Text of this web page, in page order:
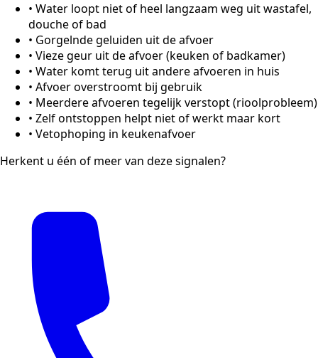
• Water loopt niet of heel langzaam weg uit wastafel,
douche of bad
• Gorgelnde geluiden uit de afvoer
• Vieze geur uit de afvoer (keuken of badkamer)
• Water komt terug uit andere afvoeren in huis
• Afvoer overstroomt bij gebruik
• Meerdere afvoeren tegelijk verstopt (rioolprobleem)
• Zelf ontstoppen helpt niet of werkt maar kort
• Vetophoping in keukenafvoer
Herkent u één of meer van deze signalen?